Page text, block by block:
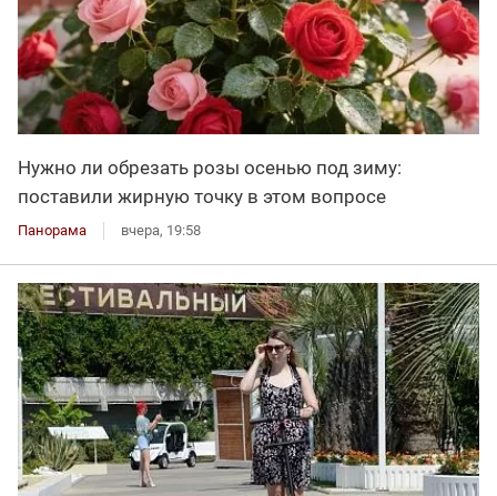
Нужно ли обрезать розы осенью под зиму:
поставили жирную точку в этом вопросе
Панорама вчера, 19:58